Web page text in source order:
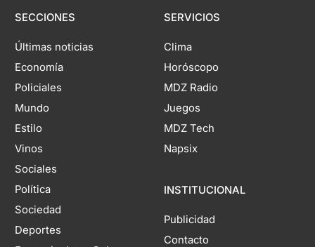
SECCIONES
Últimas noticias
Economía
Policiales
Mundo
Estilo
Vinos
Sociales
Política
Sociedad
Deportes
SERVICIOS
Clima
Horóscopo
MDZ Radio
Juegos
MDZ Tech
Napsix
INSTITUCIONAL
Publicidad
Contacto